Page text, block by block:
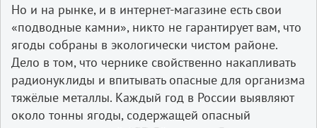
Но и на рынке, и в интернет-магазине есть свои
«подводные камни», никто не гарантирует вам, что
ягоды собраны в экологически чистом районе.
Дело в том, что чернике свойственно накапливать
радионуклиды и впитывать опасные для организма
тяжёлые металлы. Каждый год в России выявляют
около тонны ягоды, содержащей опасный